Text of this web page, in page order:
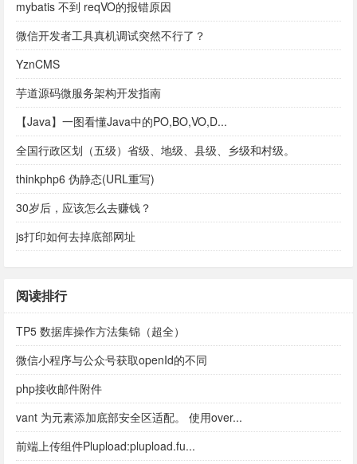
mybatis 不到 reqVO的报错原因
微信开发者工具真机调试突然不行了？
YznCMS
芋道源码微服务架构开发指南
【Java】一图看懂Java中的PO,BO,VO,D...
全国行政区划（五级）省级、地级、县级、乡级和村级。
thinkphp6 伪静态(URL重写)
30岁后，应该怎么去赚钱？
js打印如何去掉底部网址
阅读排行
TP5 数据库操作方法集锦（超全）
微信小程序与公众号获取openId的不同
php接收邮件附件
vant 为元素添加底部安全区适配。 使用over...
前端上传组件Plupload:plupload.fu...